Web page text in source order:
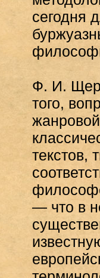
сегодня
Ф. И.
того,
текстов,
— что в